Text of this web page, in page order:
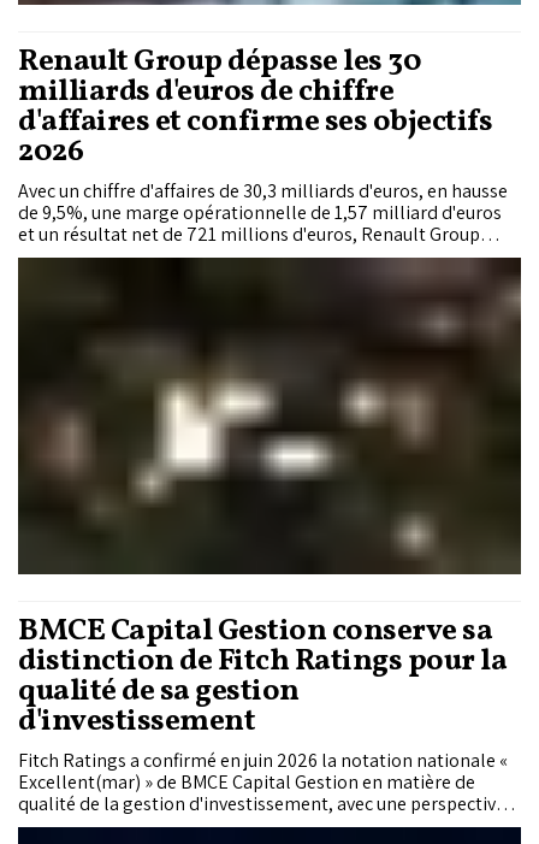
Renault Group dépasse les 30
milliards d'euros de chiffre
d'affaires et confirme ses objectifs
2026
Avec un chiffre d'affaires de 30,3 milliards d'euros, en hausse
de 9,5%, une marge opérationnelle de 1,57 milliard d'euros
et un résultat net de 721 millions d'euros, Renault Group
signe un premier semestre solide. L'électrification progresse
rapidement, les marchés internationaux restent dynamiques,
BMCE Capital Gestion conserve sa
distinction de Fitch Ratings pour la
qualité de sa gestion
d'investissement
Fitch Ratings a confirmé en juin 2026 la notation nationale «
Excellent(mar) » de BMCE Capital Gestion en matière de
qualité de la gestion d'investissement, avec une perspective
stable.